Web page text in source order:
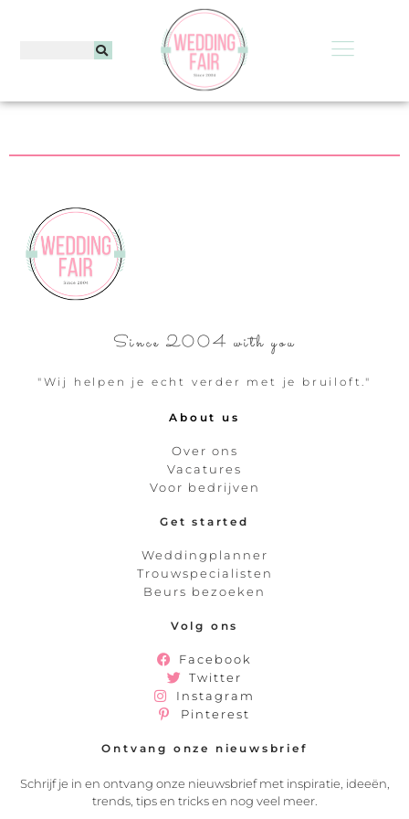
Since 2004 with you
"Wij helpen je echt verder met je bruiloft."
About us
Over ons
Vacatures
Voor bedrijven
Get started
Weddingplanner
Trouwspecialisten
Beurs bezoeken
Volg ons
Facebook
Twitter
Instagram
Pinterest
Ontvang onze nieuwsbrief
Schrijf je in en ontvang onze nieuwsbrief met inspiratie, ideeën,
trends, tips en tricks en nog veel meer.